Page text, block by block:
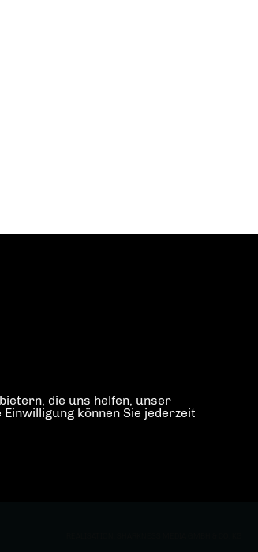
die uns helfen, unser
können Sie jederzeit